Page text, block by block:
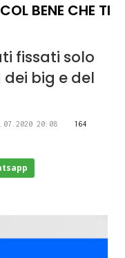
BENE CHE TI
fissati solo
big e del
20:08
164